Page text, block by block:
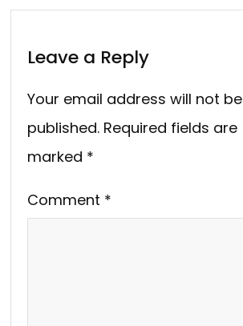
Leave a Reply
Your email address will not be
published. Required fields are
marked *
Comment *